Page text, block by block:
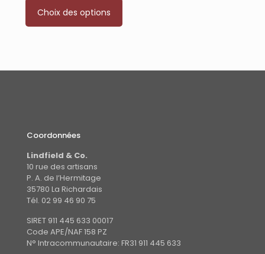
Choix des options
produit
a
options
page
produit
Coordonnées
Lindfield & Co.
10 rue des artisans
P. A. de l’Hermitage
35780 La Richardais
Tél. 02 99 46 90 75
SIRET 911 445 633 00017
Code APE/NAF 158 PZ
N° Intracommunautaire: FR31 911 445 633